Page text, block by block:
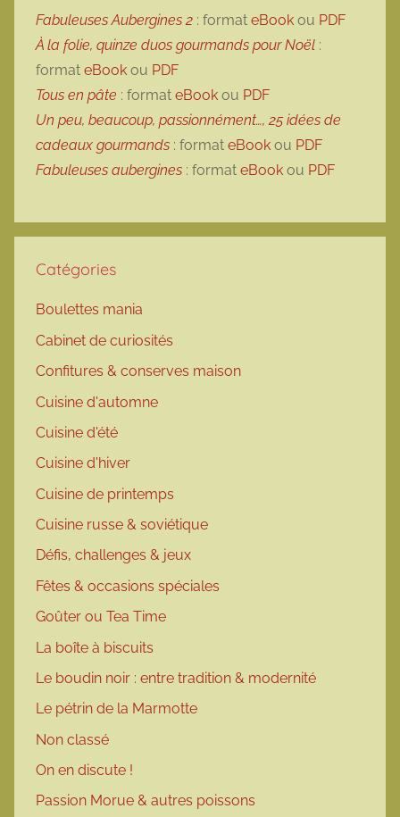
Fabuleuses Aubergines 2 : format eBook ou PDF
À la folie, quinze duos gourmands pour Noël :
format eBook ou PDF
Tous en pâte : format eBook ou PDF
Un peu, beaucoup, passionnément…, 25 idées de
cadeaux gourmands : format eBook ou PDF
Fabuleuses aubergines : format eBook ou PDF
Catégories
Boulettes mania
Cabinet de curiosités
Confitures & conserves maison
Cuisine d'automne
Cuisine d'été
Cuisine d'hiver
Cuisine de printemps
Cuisine russe & soviétique
Défis, challenges & jeux
Fêtes & occasions spéciales
Goûter ou Tea Time
La boîte à biscuits
Le boudin noir : entre tradition & modernité
Le pétrin de la Marmotte
Non classé
On en discute !
Passion Morue & autres poissons